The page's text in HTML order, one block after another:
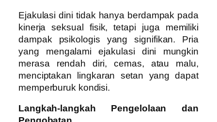
Ejakulasi dini tidak hanya berdampak pada
kinerja seksual fisik, tetapi juga memiliki
dampak psikologis yang signifikan. Pria
yang mengalami ejakulasi dini mungkin
merasa rendah diri, cemas, atau malu,
menciptakan lingkaran setan yang dapat
memperburuk kondisi.
Langkah-langkah Pengelolaan dan